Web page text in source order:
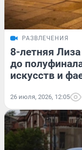
РАЗВЛЕЧЕНИЯ
8-летняя
до
искусств и
26 июля, 2026, 12:05